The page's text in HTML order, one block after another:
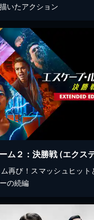
いたアクション
再び！スマッシュヒット
の続編